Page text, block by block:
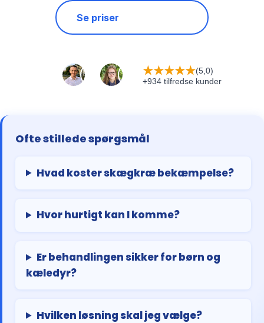
Se priser
★★★★★(5,0)
+934 tilfredse kunder
Ofte stillede spørgsmål
Hvad koster skægkræ bekæmpelse?
Hvor hurtigt kan I komme?
Er behandlingen sikker for børn og
kæledyr?
Hvilken løsning skal jeg vælge?